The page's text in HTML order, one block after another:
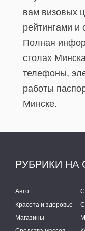
вам визовых
рейтингами и
Полная
столах
телефоны,
работы
Минске.
РУБРИКИ НА
Авто
Красота и здоровье
Магазины